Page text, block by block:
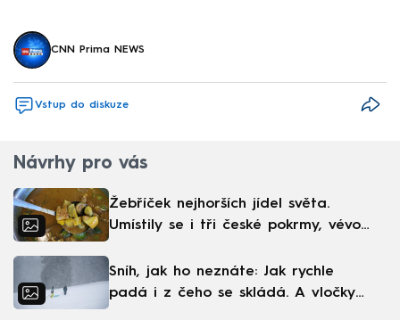
CNN Prima NEWS
Vstup do diskuze
Návrhy pro vás
Žebříček nejhorších jídel světa.
Umístily se i tři české pokrmy, vévodí
Sníh, jak ho neznáte: Jak rychle
padá i z čeho se skládá. A vločky